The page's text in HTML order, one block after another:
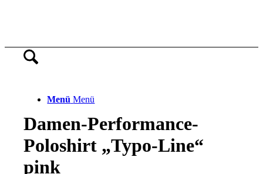
Menü Menü
Damen-Performance-
Poloshirt „Typo-Line“
pink